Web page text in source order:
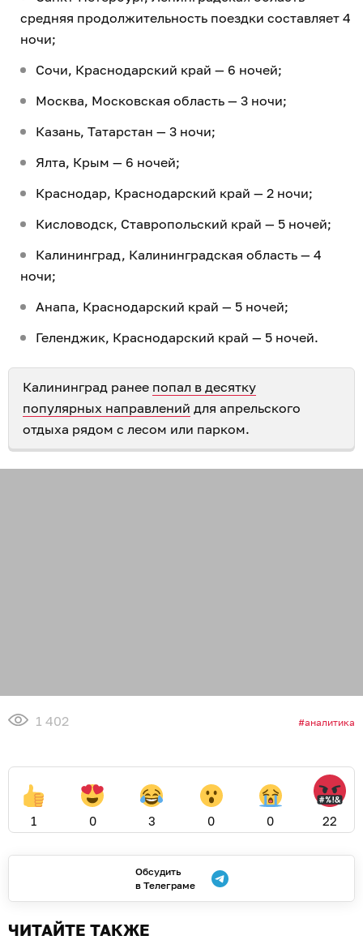
средняя продолжительность поездки составляет 4
ночи;
Сочи, Краснодарский край — 6 ночей;
Москва, Московская область — 3 ночи;
Казань, Татарстан — 3 ночи;
Ялта, Крым — 6 ночей;
Краснодар, Краснодарский край — 2 ночи;
Кисловодск, Ставропольский край — 5 ночей;
Калининград, Калининградская область — 4
ночи;
Анапа, Краснодарский край — 5 ночей;
Геленджик, Краснодарский край — 5 ночей.
Калининград ранее попал в десятку
популярных направлений для апрельского
отдыха рядом с лесом или парком.
1 402 аналитика
1 0 3 0 0 22
Обсудить
в Телеграме
ЧИТАЙТЕ ТАКЖЕ